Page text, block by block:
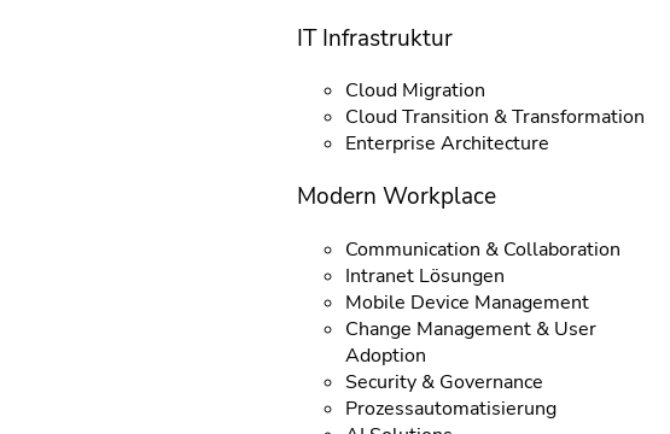
IT Infrastruktur
Cloud Migration
Cloud Transition & Transformation
Enterprise Architecture
Modern Workplace
Communication & Collaboration
Intranet Lösungen
Mobile Device Management
Change Management & User
Adoption
Security & Governance
Prozessautomatisierung